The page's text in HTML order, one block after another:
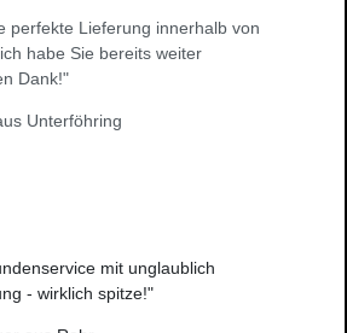
perfekte Lieferung innerhalb von
habe Sie bereits weiter
Dank!"
Unterföhring
mit unglaublich
- wirklich spitze!"